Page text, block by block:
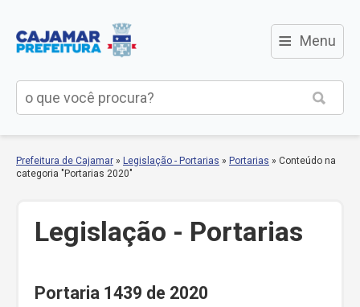
≡ Menu
Prefeitura de Cajamar » Legislação - Portarias » Portarias » Conteúdo na
categoria "Portarias 2020"
Legislação - Portarias
Portaria 1439 de 2020